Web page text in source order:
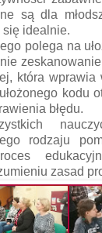
są dla
się idealnie.
polega na
która wprawia
kodu
błędu.
rodzaju
zasad